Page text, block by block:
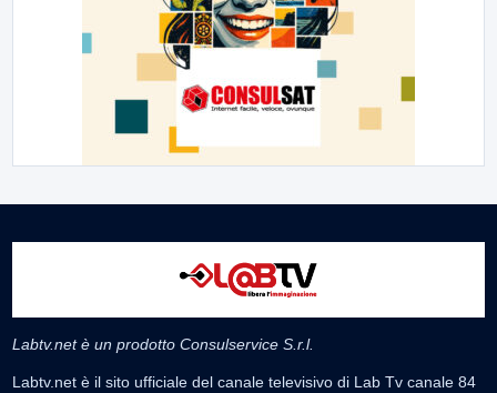
Labtv.net è un prodotto Consulservice S.r.l.
Labtv.net è il sito ufficiale del canale televisivo di Lab Tv canale 84